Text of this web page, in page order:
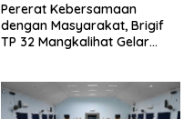
Pererat Kebersamaan
dengan Masyarakat, Brigif
TP 32 Mangkalihat Gelar